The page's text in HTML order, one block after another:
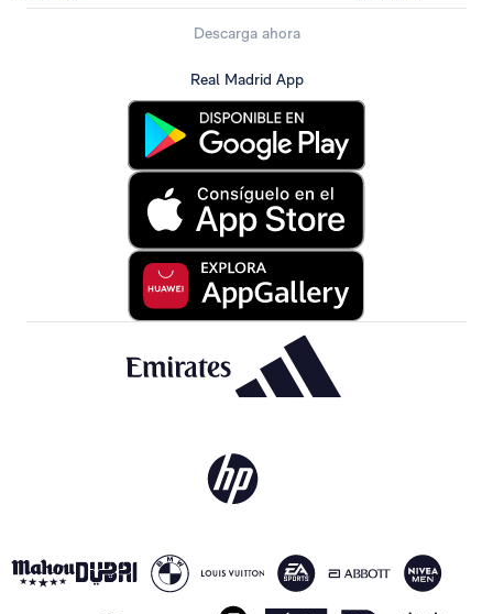
Descarga ahora
Real Madrid App